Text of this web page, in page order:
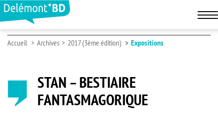
Accueil Archives 2017 (3ème édition) Expositions
STAN – BESTIAIRE
FANTASMAGORIQUE